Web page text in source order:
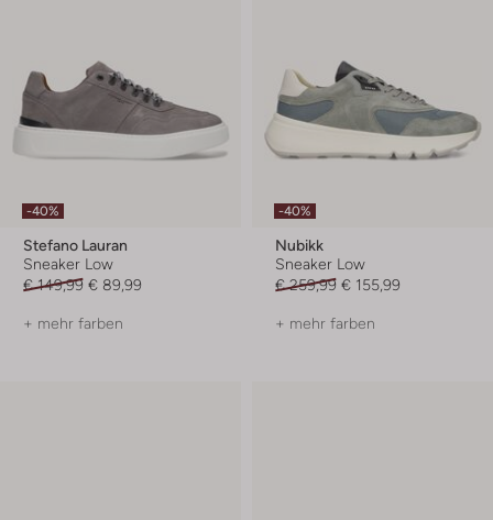
-40%
Stefano Lauran
Sneaker Low
€ 149,99 € 89,99
+ mehr farben
-40%
Nubikk
Sneaker Low
€ 259,99 € 155,99
+ mehr farben